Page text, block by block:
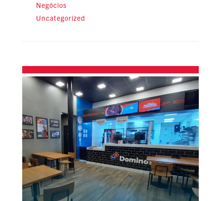
Negócios
Uncategorized